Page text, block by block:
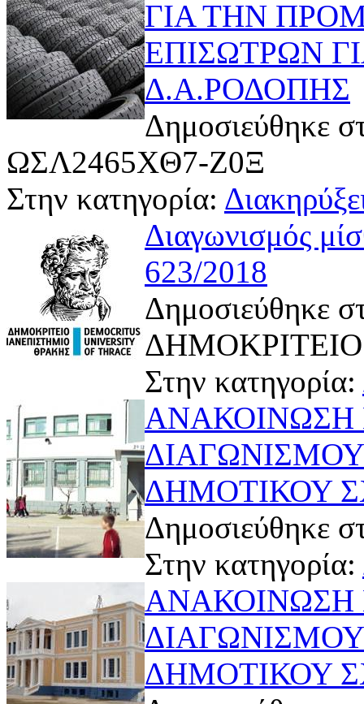
ΓΙΑ ΤΗΝ
ΕΠΙΣΩΤΡΩΝ
Δ.Α.ΡΟΔΟΠΗΣ
Δημοσιεύθηκε
ΩΣΛ2465ΧΘ7-Ζ0Ξ
Στην κατηγορία:
Διαγωνισμός
623/2018
Δημοσιεύθηκε
Στην κατηγορία:
ΑΝΑΚΟΙΝΩΣΗ
ΔΗΜΟΤΙΚΟΥ
Δημοσιεύθηκε
Στην κατηγορία:
ΑΝΑΚΟΙΝΩΣΗ
ΔΗΜΟΤΙΚΟΥ